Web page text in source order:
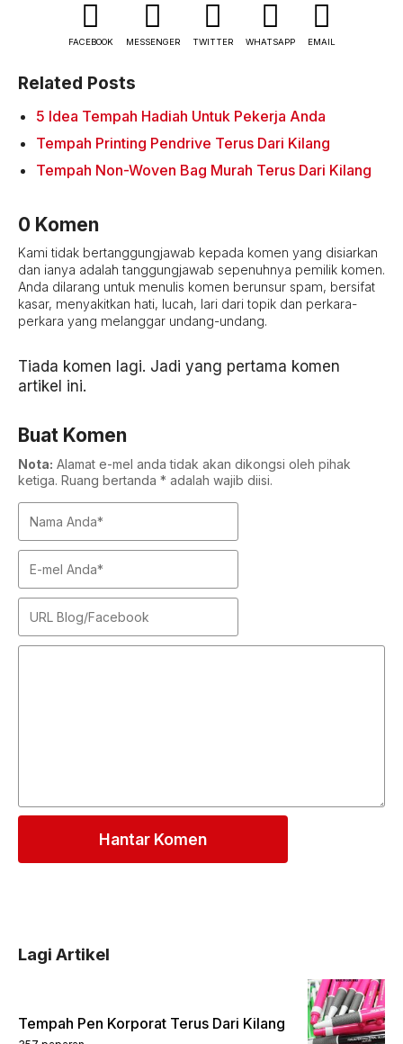
FACEBOOK MESSENGER TWITTER WHATSAPP EMAIL
Related Posts
5 Idea Tempah Hadiah Untuk Pekerja Anda
Tempah Printing Pendrive Terus Dari Kilang
Tempah Non-Woven Bag Murah Terus Dari Kilang
0 Komen
Kami tidak bertanggungjawab kepada komen yang disiarkan
dan ianya adalah tanggungjawab sepenuhnya pemilik komen.
Anda dilarang untuk menulis komen berunsur spam, bersifat
kasar, menyakitkan hati, lucah, lari dari topik dan perkara-
perkara yang melanggar undang-undang.
Tiada komen lagi. Jadi yang pertama komen
artikel ini.
Buat Komen
Nota: Alamat e-mel anda tidak akan dikongsi oleh pihak
ketiga. Ruang bertanda * adalah wajib diisi.
Lagi Artikel
Tempah Pen Korporat Terus Dari Kilang